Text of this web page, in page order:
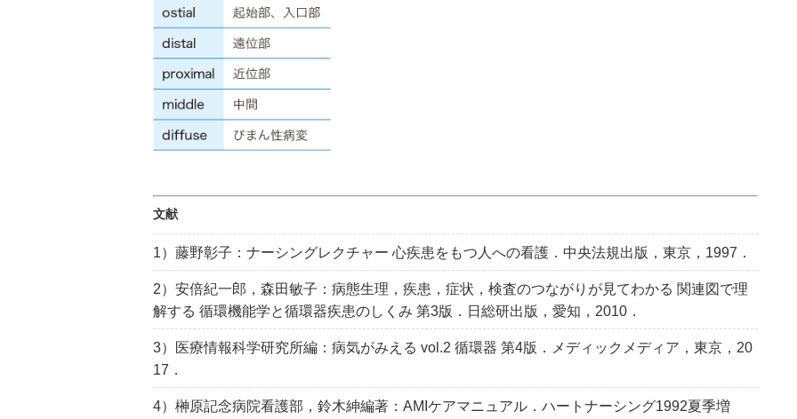
文献
1）藤野彰子：ナーシングレクチャー 心疾患をもつ人への看護．中央法規出版，東京，1997．
2）安倍紀一郎，森田敏子：病態生理，疾患，症状，検査のつながりが見てわかる 関連図で理
解する 循環機能学と循環器疾患のしくみ 第3版．日総研出版，愛知，2010．
3）医療情報科学研究所編：病気がみえる vol.2 循環器 第4版．メディックメディア，東京，20
17．
4）榊原記念病院看護部，鈴木紳編著：AMIケアマニュアル．ハートナーシング1992夏季増